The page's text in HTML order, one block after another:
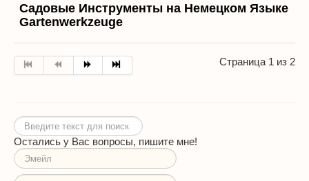
Садовые Инструменты на Немецком Языке
Gartenwerkzeuge
Страница 1 из 2
Искать...
Остались у Вас вопросы, пишите мне!